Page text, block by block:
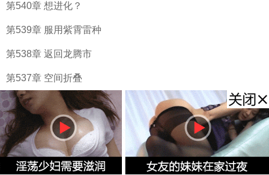
第540章 想进化？
第539章 服用紫霄雷种
第538章 返回龙腾市
第537章 空间折叠